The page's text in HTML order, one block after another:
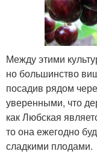
Между этими
но большинство
посадив рядом
уверенными, что
как Любская
то она ежегодно
сладкими плодами.